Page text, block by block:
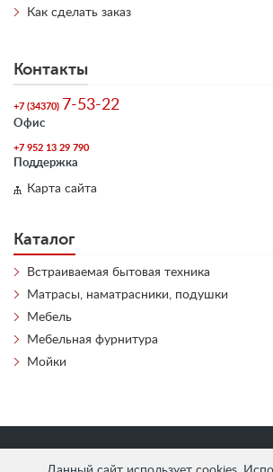
Как сделать заказ
Контакты
+7 (34370) 7-53-22
Офис
+7 952 13 29 790
Поддержка
Карта сайта
Каталог
Встраиваемая бытовая техника
Матрасы, наматрасники, подушки
Мебель
Мебельная фурнитура
Мойки